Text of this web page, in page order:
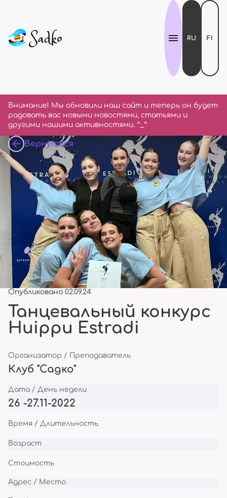
Внимание! Мы обновили наш сайт и теперь он будет
радовать вас новыми новостями, статьями и
другими нашими активностями. ^_^
RU FI
Вернуться
Опубликовано 02.09.24
Танцевальный конкурс
Huippu Estradi
Организатор / Преподаватель
Клуб "Садко"
Дата / День недели
26 -27.11-2022
Время / Длительность
Возраст
Стоимость
Адрес / Место